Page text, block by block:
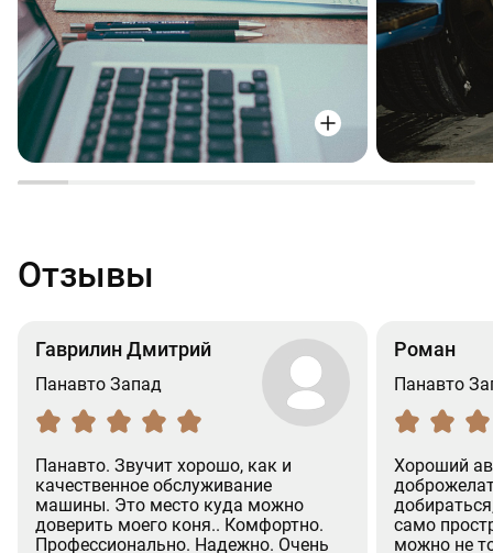
Отзывы
Гаврилин Дмитрий
Панавто Запад
Панавто. Звучит хорошо, как и
качественное обслуживание
машины. Это место куда можно
доверить моего коня.. Комфортно.
Профессионально. Надежно. Очень
Роман
Панавто
Хороший
само
можно не